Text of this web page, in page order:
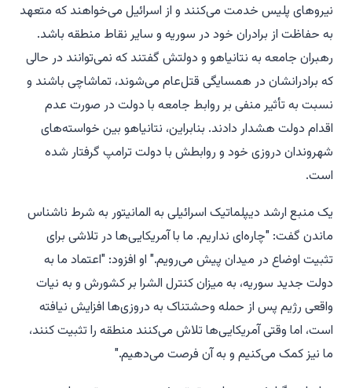
نیروهای پلیس خدمت می‌کنند و از اسرائیل می‌خواهند که متعهد
به حفاظت از برادران خود در سوریه و سایر نقاط منطقه باشد.
رهبران جامعه به نتانیاهو و دولتش گفتند که نمی‌توانند در حالی
که برادرانشان در همسایگی قتل‌عام می‌شوند، تماشاچی باشند و
نسبت به تأثیر منفی بر روابط جامعه با دولت در صورت عدم
اقدام دولت هشدار دادند. بنابراین، نتانیاهو بین خواسته‌های
شهروندان دروزی خود و روابطش با دولت ترامپ گرفتار شده
است.
یک منبع ارشد دیپلماتیک اسرائیلی به المانیتور به شرط ناشناس
ماندن گفت: "چاره‌ای نداریم. ما با آمریکایی‌ها در تلاشی برای
تثبیت اوضاع در میدان پیش می‌رویم." او افزود: "اعتماد ما به
دولت جدید سوریه، به میزان کنترل الشرا بر کشورش و به نیات
واقعی رژیم پس از حمله وحشتناک به دروزی‌ها افزایش نیافته
است، اما وقتی آمریکایی‌ها تلاش می‌کنند منطقه را تثبیت کنند،
ما نیز کمک می‌کنیم و به آن فرصت می‌دهیم."